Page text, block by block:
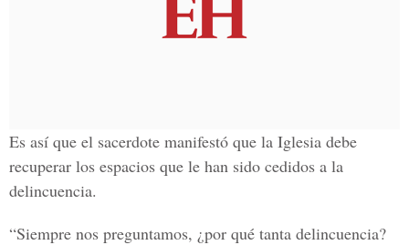
Es así que el sacerdote manifestó que la Iglesia debe
recuperar los espacios que le han sido cedidos a la
delincuencia.
“Siempre nos preguntamos, ¿por qué tanta delincuencia?